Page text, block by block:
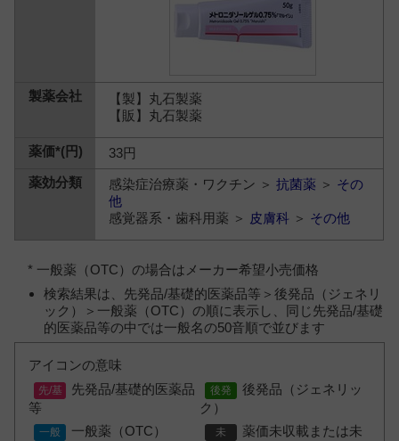
【製】丸石製薬
【販】丸石製薬
33円
感染症治療薬・ワクチン ＞抗菌薬 ＞ その
他
感覚器系・歯科用薬 ＞ 皮膚科 ＞ その他
* 一般薬（OTC）の場合はメーカー希望小売価格
検索結果は、先発品/基礎的医薬品等＞後発品（ジェネリ
ック）＞一般薬（OTC）の順に表示し、同じ先発品/基礎
的医薬品等の中では一般名の50音順で並びます
アイコンの意味
先発品/基礎的医薬品
等
後発品（ジェネリッ
ク）
一般薬（OTC）
薬価未収載または未